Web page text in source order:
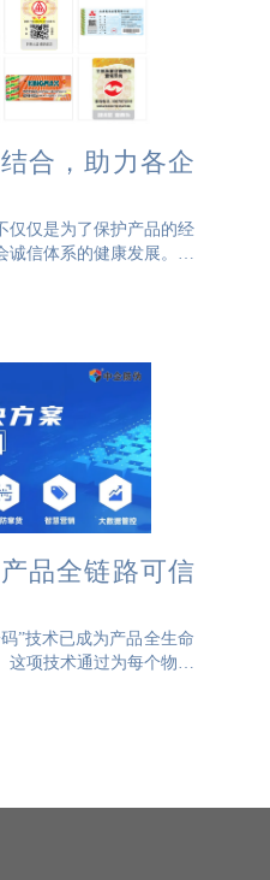
合，助力各企
仅仅是为了保护产品的经
诚信体系的健康发展。一
导致经济损失，更会对
例如，在药品、食品等
品全链路可信
”技术已成为产品全生命
这项技术通过为每个物理
份，在防伪溯源、渠道
现出不可替代的价值。